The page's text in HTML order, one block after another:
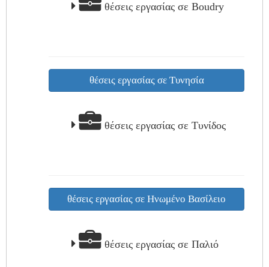
θέσεις εργασίας σε Boudry
θέσεις εργασίας σε Τυνησία
θέσεις εργασίας σε Τυνίδος
θέσεις εργασίας σε Ηνωμένο Βασίλειο
θέσεις εργασίας σε Παλιό